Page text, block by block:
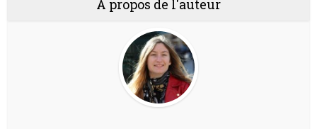
À propos de l'auteur